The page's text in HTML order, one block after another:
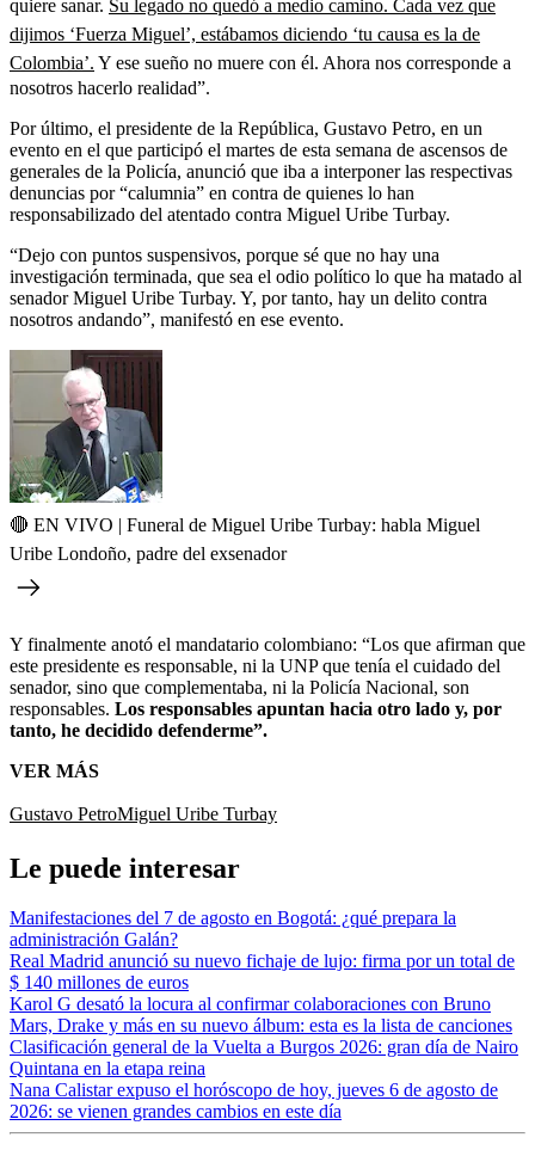
quiere sanar. Su legado no quedó a medio camino. Cada vez que
dijimos ‘Fuerza Miguel’, estábamos diciendo ‘tu causa es la de
Colombia’. Y ese sueño no muere con él. Ahora nos corresponde a
nosotros hacerlo realidad”.
Por último, el presidente de la República, Gustavo Petro, en un
evento en el que participó el martes de esta semana de ascensos de
generales de la Policía, anunció que iba a interponer las respectivas
denuncias por “calumnia” en contra de quienes lo han
responsabilizado del atentado contra Miguel Uribe Turbay.
“Dejo con puntos suspensivos, porque sé que no hay una
investigación terminada, que sea el odio político lo que ha matado al
senador Miguel Uribe Turbay. Y, por tanto, hay un delito contra
nosotros andando”, manifestó en ese evento.
🔴 EN VIVO | Funeral de Miguel Uribe Turbay: habla Miguel
Uribe Londoño, padre del exsenador
Y finalmente anotó el mandatario colombiano: “Los que afirman que
este presidente es responsable, ni la UNP que tenía el cuidado del
senador, sino que complementaba, ni la Policía Nacional, son
responsables. Los responsables apuntan hacia otro lado y, por
tanto, he decidido defenderme”.
VER MÁS
Gustavo PetroMiguel Uribe Turbay
Le puede interesar
Manifestaciones del 7 de agosto en Bogotá: ¿qué prepara la
administración Galán?
Real Madrid anunció su nuevo fichaje de lujo: firma por un total de
$ 140 millones de euros
Karol G desató la locura al confirmar colaboraciones con Bruno
Mars, Drake y más en su nuevo álbum: esta es la lista de canciones
Clasificación general de la Vuelta a Burgos 2026: gran día de Nairo
Quintana en la etapa reina
Nana Calistar expuso el horóscopo de hoy, jueves 6 de agosto de
2026: se vienen grandes cambios en este día